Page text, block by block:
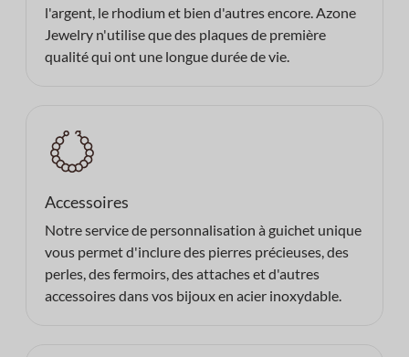
l'argent, le rhodium et bien d'autres encore. Azone
Jewelry n'utilise que des plaques de première
qualité qui ont une longue durée de vie.
Accessoires
Notre service de personnalisation à guichet unique
vous permet d'inclure des pierres précieuses, des
perles, des fermoirs, des attaches et d'autres
accessoires dans vos bijoux en acier inoxydable.